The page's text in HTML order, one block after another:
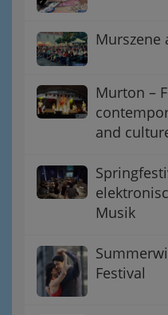
Murszene
Murton –
and
Musik
Festival